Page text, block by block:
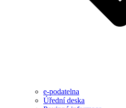
e-podatelna
Úřední deska